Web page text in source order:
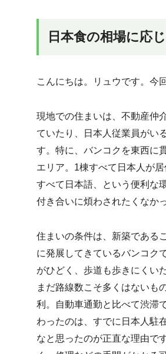
日本食の相場に応
こんにちは。リュウです。今
現地での住まいは、不動産仲
ていたり、日本人従業員がい
す。特に、バンコクを東西に
エリア。1棟すべて日本人が
すべて日本語、という便利な
付き合いに煩わされたくなか
住まいの条件は、新築である
に発展してきているバンコク
がひどく、歩道も歩きにくい
まだ路線数こそ多くはないも
利。自動車通勤と比べて渋滞
わったのは、すでに日本人駐
なと思ったのが正直な理由で